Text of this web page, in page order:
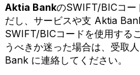
Aktia BankのSWIFT/BICコー
だし、サービスや支 Aktia
SWIFT/BICコードを使用する
うべきか迷った場合は、受取
Bank に連絡してください。